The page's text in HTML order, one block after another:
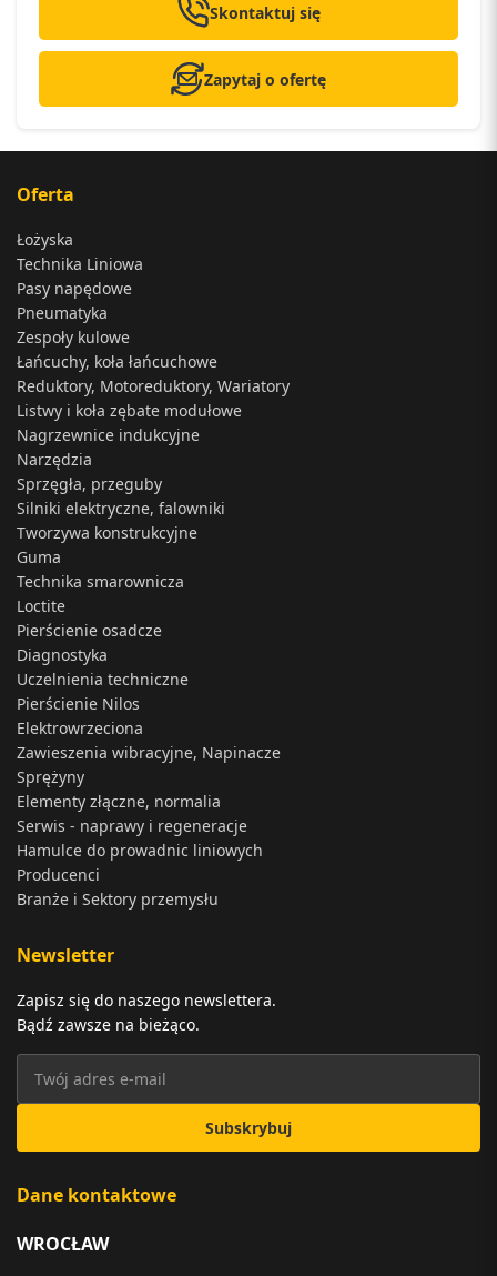
Skontaktuj się
Zapytaj o ofertę
Oferta
Łożyska
Technika Liniowa
Pasy napędowe
Pneumatyka
Zespoły kulowe
Łańcuchy, koła łańcuchowe
Reduktory, Motoreduktory, Wariatory
Listwy i koła zębate modułowe
Nagrzewnice indukcyjne
Narzędzia
Sprzęgła, przeguby
Silniki elektryczne, falowniki
Tworzywa konstrukcyjne
Guma
Technika smarownicza
Loctite
Pierścienie osadcze
Diagnostyka
Uczelnienia techniczne
Pierścienie Nilos
Elektrowrzeciona
Zawieszenia wibracyjne, Napinacze
Sprężyny
Elementy złączne, normalia
Serwis - naprawy i regeneracje
Hamulce do prowadnic liniowych
Producenci
Branże i Sektory przemysłu
Newsletter
Zapisz się do naszego newslettera.
Bądź zawsze na bieżąco.
Subskrybuj
Dane kontaktowe
WROCŁAW